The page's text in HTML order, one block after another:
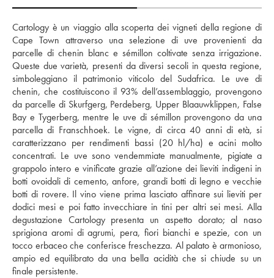
Cartology è un viaggio alla scoperta dei vigneti della regione di
Cape Town attraverso una selezione di uve provenienti da
parcelle di chenin blanc e sémillon coltivate senza irrigazione.
Queste due varietà, presenti da diversi secoli in questa regione,
simboleggiano il patrimonio viticolo del Sudafrica. Le uve di
chenin, che costituiscono il 93% dell’assemblaggio, provengono
da parcelle di Skurfgerg, Perdeberg, Upper Blaauwklippen, False
Bay e Tygerberg, mentre le uve di sémillon provengono da una
parcella di Franschhoek. Le vigne, di circa 40 anni di età, si
caratterizzano per rendimenti bassi (20 hl/ha) e acini molto
concentrati. Le uve sono vendemmiate manualmente, pigiate a
grappolo intero e vinificate grazie all’azione dei lieviti indigeni in
botti ovoidali di cemento, anfore, grandi botti di legno e vecchie
botti di rovere. Il vino viene prima lasciato affinare sui lieviti per
dodici mesi e poi fatto invecchiare in tini per altri sei mesi. Alla
degustazione Cartology presenta un aspetto dorato; al naso
sprigiona aromi di agrumi, pera, fiori bianchi e spezie, con un
tocco erbaceo che conferisce freschezza. Al palato è armonioso,
ampio ed equilibrato da una bella acidità che si chiude su un
finale persistente.